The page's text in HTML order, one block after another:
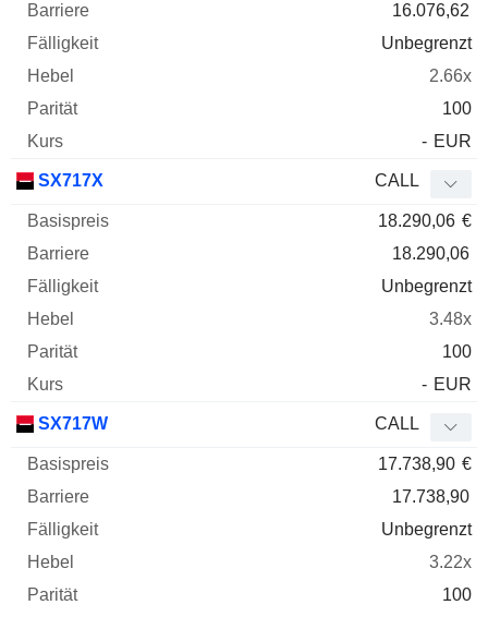
16.076,62
Unbegrenzt
2.66x
100
- EUR
SX717X CALL
18.290,06 €
18.290,06
Unbegrenzt
3.48x
100
- EUR
SX717W CALL
17.738,90 €
17.738,90
Unbegrenzt
3.22x
100